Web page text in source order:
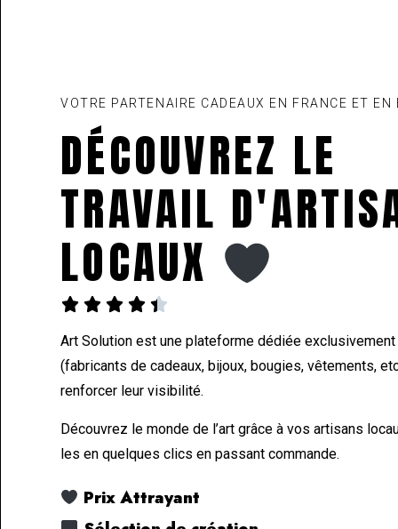
VOTRE PARTENAIRE CADEAUX EN FRANCE ET EN
DÉCOUVREZ LE
TRAVAIL
LOCAUX
    
Art Solution est une plateforme dédiée exclusivement
(fabricants de cadeaux, bijoux, bougies, vêtements,
renforcer leur visibilité.
Découvrez le monde de l’art grâce à vos artisans
les en quelques clics en passant commande.
Prix Attrayant